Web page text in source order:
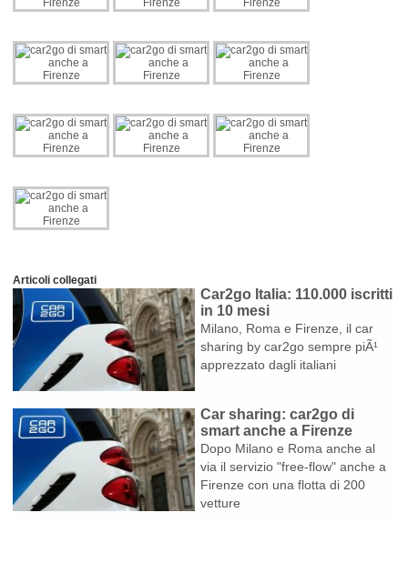
Articoli collegati
Car2go Italia: 110.000 iscritti
in 10 mesi
Milano, Roma e Firenze, il car
sharing by car2go sempre piÃ¹
apprezzato dagli italiani
Car sharing: car2go di
smart anche a Firenze
Dopo Milano e Roma anche al
via il servizio "free-flow" anche a
Firenze con una flotta di 200
vetture